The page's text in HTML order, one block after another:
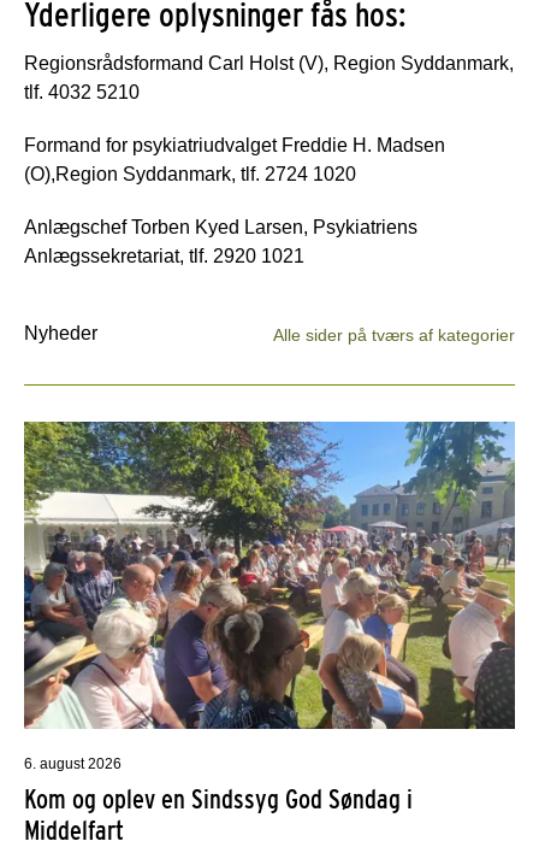
Yderligere oplysninger fås hos:
Regionsrådsformand Carl Holst (V), Region Syddanmark,
tlf. 4032 5210
Formand for psykiatriudvalget Freddie H. Madsen
(O),Region Syddanmark, tlf. 2724 1020
Anlægschef Torben Kyed Larsen, Psykiatriens
Anlægssekretariat, tlf. 2920 1021
Nyheder Alle sider på tværs af kategorier
6. august 2026
Kom og oplev en Sindssyg God Søndag i
Middelfart